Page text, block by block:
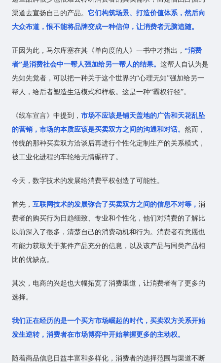
渠道去宣扬自己的产品。 它们构筑场景、打造价值体系，然后向
大众布道，恨不能将品牌变成一种信仰，让消费者无脑追随。
正因为此，马尔库塞在其《单向度的人》一书中才指出， “消费
者”是消费社会中一帮人强加给另一帮人的结果。 这帮人自认为是
先知先觉者，可以把一种关于这个世界的“心理无知”强加给另一
帮人，给后者塑造生活模式和样板。这是一种“霸权行径”。
《线车宣言》中提到， 市场不应该是铺天盖地的广告和天花乱坠
的营销，市场的本质应该是买卖双方之间的沟通和对话。 然而，
传统的那种买卖双方洽谈后再进行个性化定制生产的关系模式，
被工业化进程的车轮给无情碾碎了。
今天，数字技术的发展给消费平权创造了可能性。
首先， 互联网技术的发展弥合了买卖双方之间的信息不对等， 消
费者的购买行为日趋细致、专业和个性化，他们对消费的了解比
以前深入了很多，清楚自己的消费动机和行为。消费者有意愿也
有能力获取关于某件产品充分的信息，以及该产品与同类产品相
比的优缺点。
其次，电商的兴起也大幅拓宽了消费渠道，让消费者有了更多的
选择。
我们正在经历的是一个买方市场崛起的时代，买卖双方关系开始
发生逆转，消费者在市场博弈中开始掌握更多的主动权。
随着商品信息日益丰富和多样化，消费者的选择范围与渠道不断